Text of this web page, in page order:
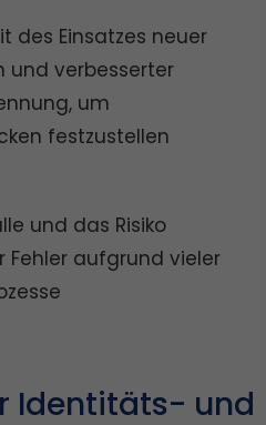
des Einsatzes neuer
und verbesserter
um
festzustellen
und das Risiko
Fehler aufgrund vieler
Identitäts- und